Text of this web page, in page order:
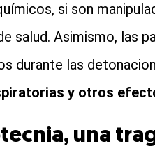
si son
salud. Asimismo, las
durante las
y otros
una